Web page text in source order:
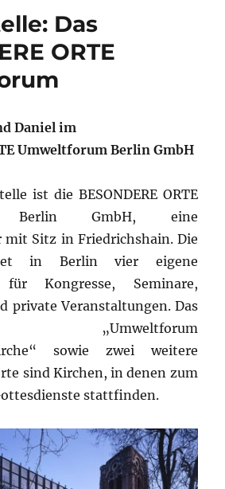
–
kleiner
Flashback
Das
ORTE
Daniel im
Umweltforum Berlin GmbH
ist die BESONDERE ORTE
Berlin GmbH, eine
mit Sitz in Friedrichshain. Die
in Berlin vier eigene
für Kongresse, Seminare,
private Veranstaltungen. Das
„Umweltforum
sowie zwei weitere
sind Kirchen, in denen zum
stattfinden.